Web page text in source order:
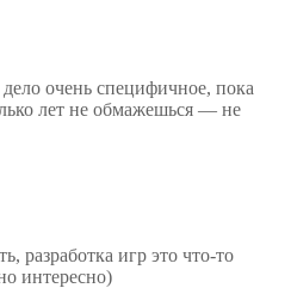
очень специфичное, пока
лет не обмажешься — не
разработка игр это что-то
интересно)